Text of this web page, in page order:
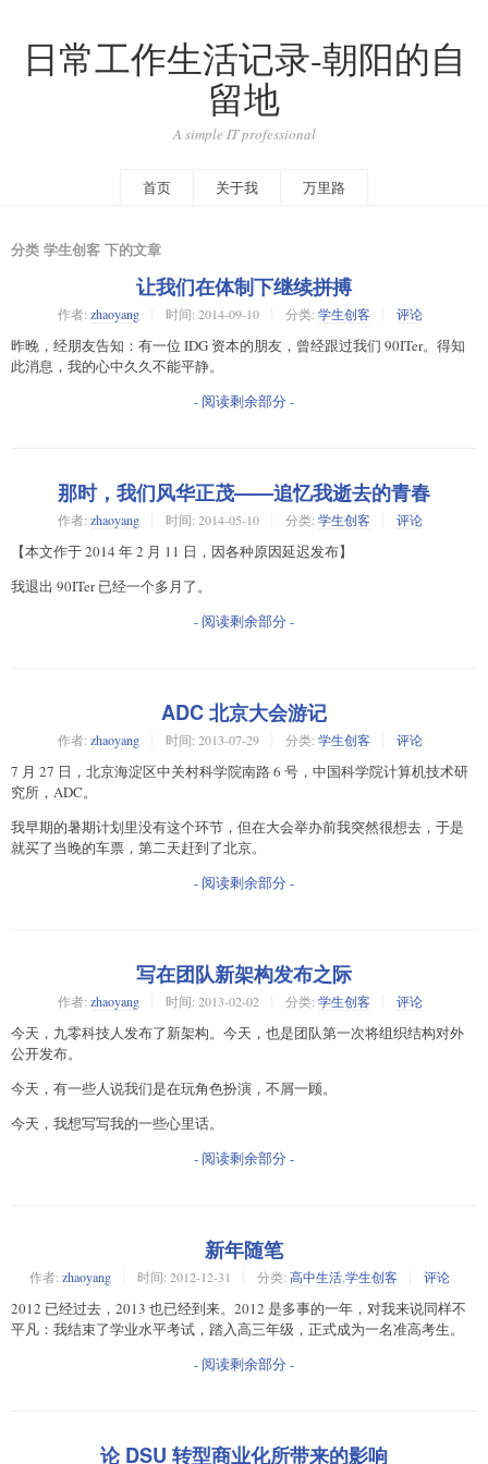
日常工作生活记录-朝阳的自
留地
A simple IT professional
首页 关于我 万里路
分类 学生创客 下的文章
让我们在体制下继续拼搏
作者: zhaoyang 时间: 2014-09-10 分类: 学生创客 评论
昨晚，经朋友告知：有一位 IDG 资本的朋友，曾经跟过我们 90ITer。得知
此消息，我的心中久久不能平静。
- 阅读剩余部分 -
那时，我们风华正茂——追忆我逝去的青春
作者: zhaoyang 时间: 2014-05-10 分类: 学生创客 评论
【本文作于 2014 年 2 月 11 日，因各种原因延迟发布】
我退出 90ITer 已经一个多月了。
- 阅读剩余部分 -
ADC 北京大会游记
作者: zhaoyang 时间: 2013-07-29 分类: 学生创客 评论
7 月 27 日，北京海淀区中关村科学院南路 6 号，中国科学院计算机技术研
究所，ADC。
我早期的暑期计划里没有这个环节，但在大会举办前我突然很想去，于是
就买了当晚的车票，第二天赶到了北京。
- 阅读剩余部分 -
写在团队新架构发布之际
作者: zhaoyang 时间: 2013-02-02 分类: 学生创客 评论
今天，九零科技人发布了新架构。今天，也是团队第一次将组织结构对外
公开发布。
今天，有一些人说我们是在玩角色扮演，不屑一顾。
今天，我想写写我的一些心里话。
- 阅读剩余部分 -
新年随笔
作者: zhaoyang 时间: 2012-12-31 分类: 高中生活,学生创客 评论
2012 已经过去，2013 也已经到来。2012 是多事的一年，对我来说同样不
平凡：我结束了学业水平考试，踏入高三年级，正式成为一名准高考生。
- 阅读剩余部分 -
论 DSU 转型商业化所带来的影响